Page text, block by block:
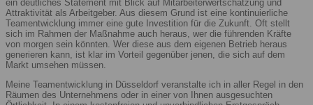
ein deutliches Statement mit Blick auf Mitarbeiterwertschätzung und
Attraktivität als Arbeitgeber. Aus diesem Grund ist eine kontinuierliche
Teamentwicklung immer eine gute Investition für die Zukunft. Oft stellt
sich im Rahmen der Maßnahme auch heraus, wer die führenden Kräfte
von morgen sein könnten. Wer diese aus dem eigenen Betrieb heraus
generieren kann, ist klar im Vorteil gegenüber jenen, die sich auf dem
Markt umsehen müssen.
Meine Teamentwicklung in Düsseldorf veranstalte ich in aller Regel in den
Räumen des Unternehmens oder in einer von Ihnen ausgesuchten